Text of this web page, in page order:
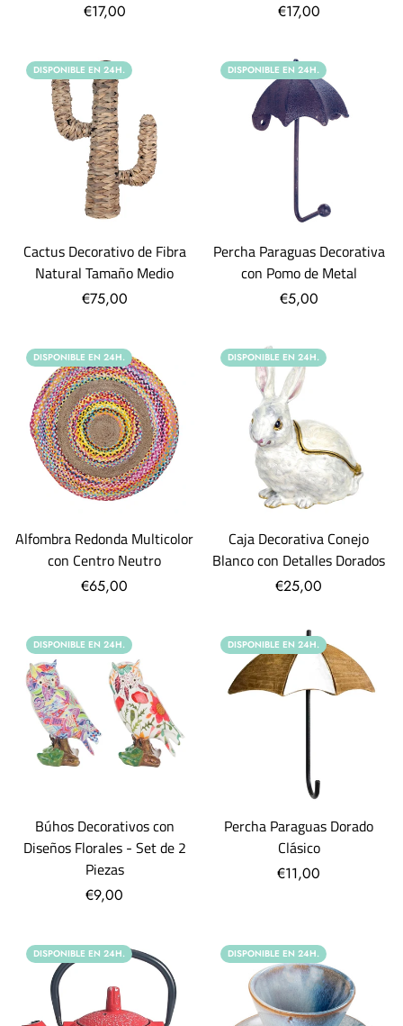
€17,00 €17,00
DISPONIBLE EN 24H.
Cactus Decorativo de Fibra
Natural Tamaño Medio
€75,00
DISPONIBLE EN 24H.
Percha Paraguas Decorativa
con Pomo de Metal
€5,00
DISPONIBLE EN 24H.
Alfombra Redonda Multicolor
con Centro Neutro
€65,00
DISPONIBLE EN 24H.
Caja Decorativa Conejo
Blanco con Detalles Dorados
€25,00
DISPONIBLE EN 24H.
Búhos Decorativos con
Diseños Florales - Set de 2
Piezas
€9,00
DISPONIBLE EN 24H.
Percha Paraguas Dorado
Clásico
€11,00
DISPONIBLE EN 24H. DISPONIBLE EN 24H.